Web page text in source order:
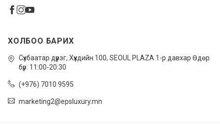
ХОЛБОО БАРИХ
Сүхбаатар дүүрэг, Xүүхдийн 100, SEOUL PLAZA 1-р давхар Өдөр
бүр: 11:00-20:30
(+976) 7010 9595
marketing2@epsluxury.mn